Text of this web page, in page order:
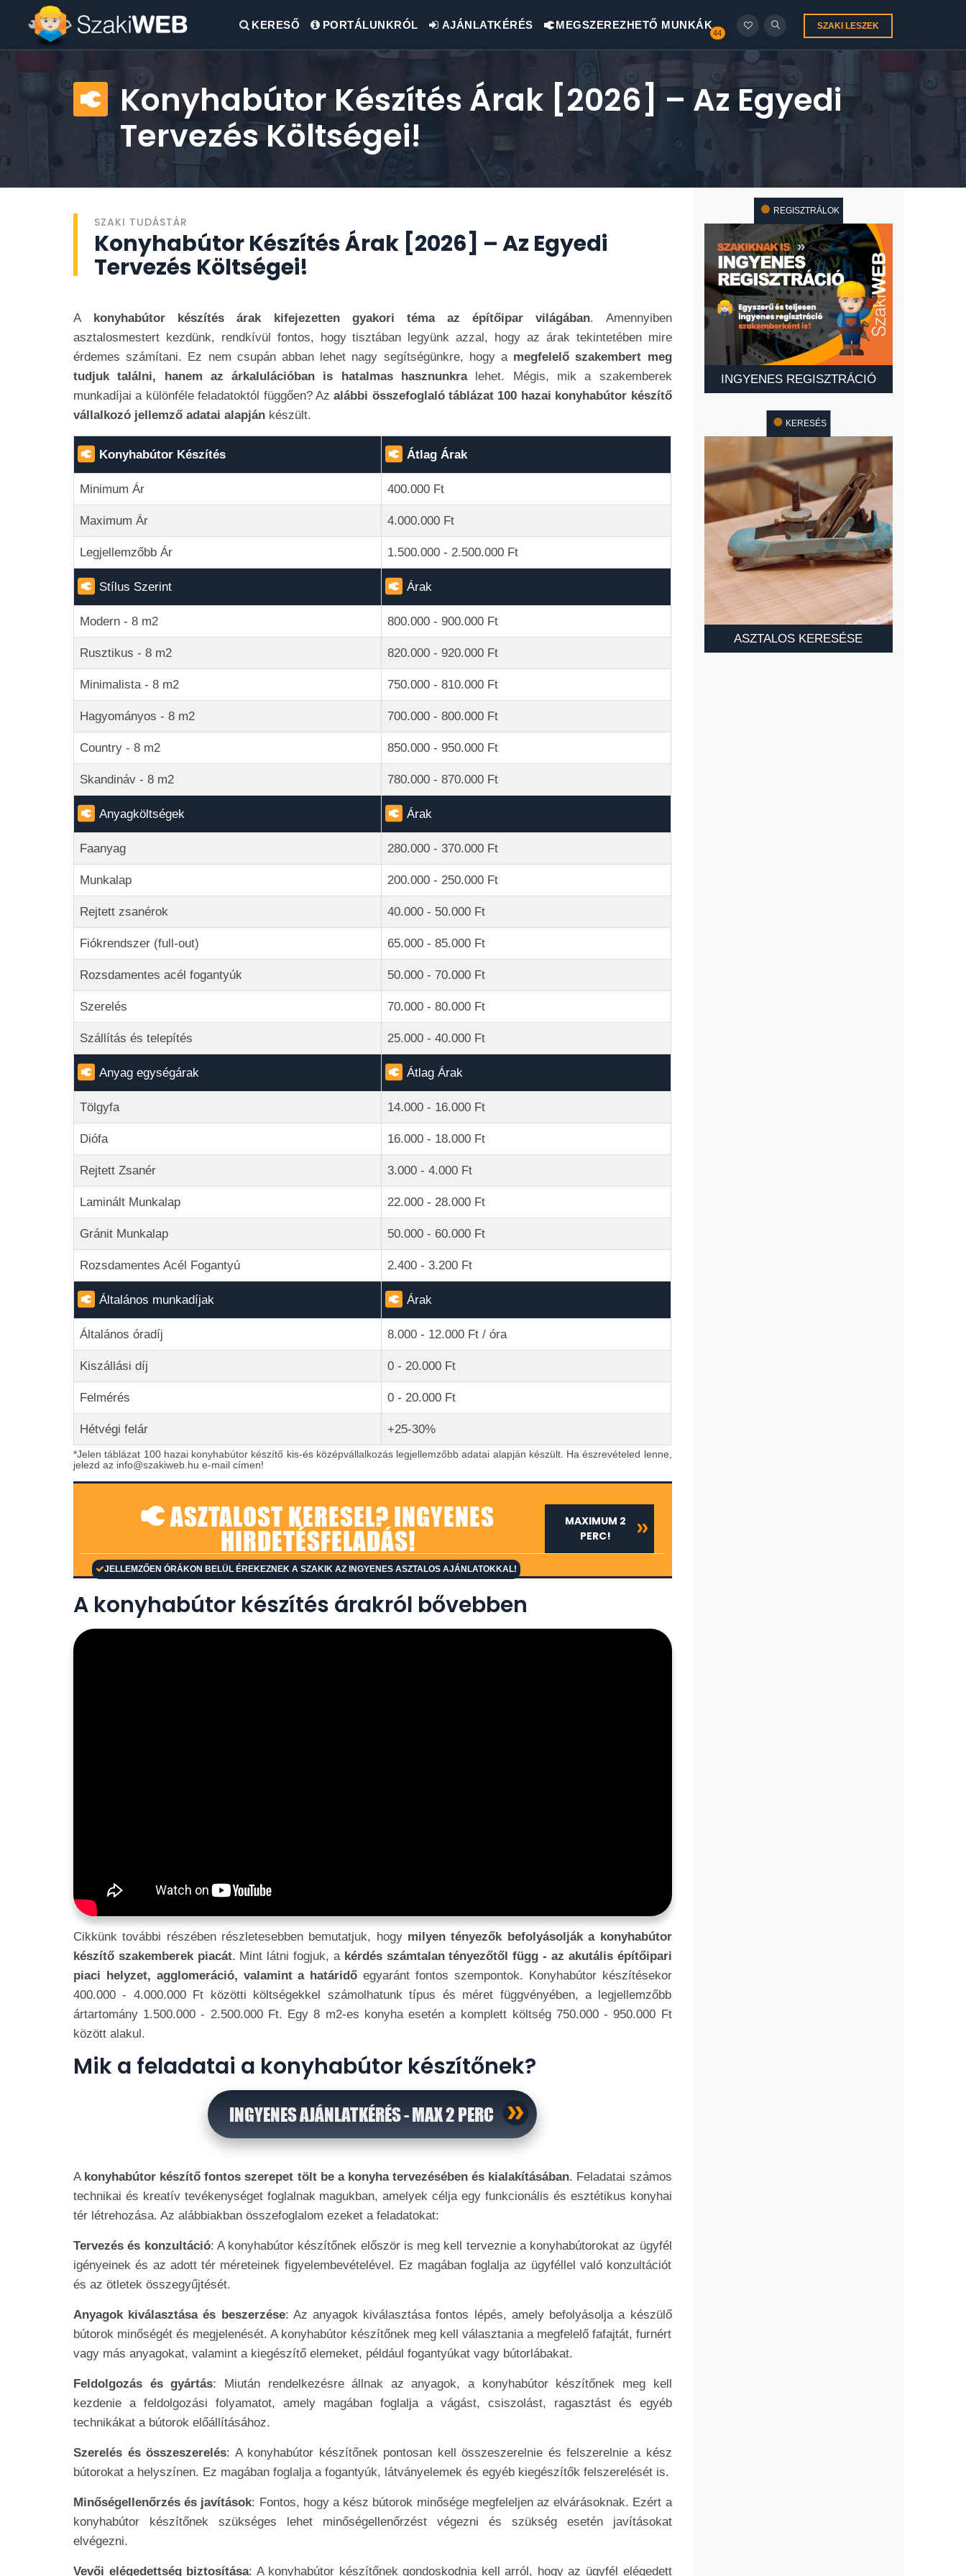
SZAKI LESZEK
KERESŐ PORTÁLUNKRÓL AJÁNLATKÉRÉS MEGSZEREZHETŐ MUNKÁK
44
Konyhabútor Készítés Árak [2026] – Az Egyedi
Tervezés Költségei!
SZAKI TUDÁSTÁR
Konyhabútor Készítés Árak [2026] – Az Egyedi
Tervezés Költségei!
A konyhabútor készítés árak kifejezetten gyakori téma az építőipar világában. Amennyiben
asztalosmestert kezdünk, rendkívül fontos, hogy tisztában legyünk azzal, hogy az árak tekintetében mire
érdemes számítani. Ez nem csupán abban lehet nagy segítségünkre, hogy amegfelelő szakembert meg
tudjuk találni, hanem az árkalulációban is hatalmas hasznunkralehet. Mégis, mik a szakemberek
munkadíjai a különféle feladatoktól függően? Az alábbi összefoglaló táblázat 100 hazai konyhabútor készítő
vállalkozó jellemző adatai alapján készült.
Konyhabútor Készítés Átlag Árak
Minimum Ár 400.000 Ft
Maximum Ár 4.000.000 Ft
Legjellemzőbb Ár 1.500.000 - 2.500.000 Ft
Stílus Szerint Árak
Modern - 8 m2 800.000 - 900.000 Ft
Rusztikus - 8 m2 820.000 - 920.000 Ft
Minimalista - 8 m2 750.000 - 810.000 Ft
Hagyományos - 8 m2 700.000 - 800.000 Ft
Country - 8 m2 850.000 - 950.000 Ft
Skandináv - 8 m2 780.000 - 870.000 Ft
Anyagköltségek Árak
Faanyag 280.000 - 370.000 Ft
Munkalap 200.000 - 250.000 Ft
Rejtett zsanérok 40.000 - 50.000 Ft
Fiókrendszer (full-out) 65.000 - 85.000 Ft
Rozsdamentes acél fogantyúk 50.000 - 70.000 Ft
Szerelés 70.000 - 80.000 Ft
Szállítás és telepítés 25.000 - 40.000 Ft
Anyag egységárak Átlag Árak
Tölgyfa 14.000 - 16.000 Ft
Diófa 16.000 - 18.000 Ft
Rejtett Zsanér 3.000 - 4.000 Ft
Laminált Munkalap 22.000 - 28.000 Ft
Gránit Munkalap 50.000 - 60.000 Ft
Rozsdamentes Acél Fogantyú 2.400 - 3.200 Ft
Általános munkadíjak Árak
Általános óradíj 8.000 - 12.000 Ft / óra
Kiszállási díj 0 - 20.000 Ft
Felmérés 0 - 20.000 Ft
Hétvégi felár +25-30%
*Jelen táblázat 100 hazai konyhabútor készítő kis-és középvállalkozás legjellemzőbb adatai alapján készült. Ha észrevételed lenne,
jelezd az info@szakiweb.hu e-mail címen!
ASZTALOST KERESEL? INGYENES
HIRDETÉSFELADÁS!
JELLEMZŐEN ÓRÁKON BELÜL ÉREKEZNEK A SZAKIK AZ INGYENES ASZTALOS AJÁNLATOKKAL!
MAXIMUM 2
PERC!
A konyhabútor készítés árakról bővebben
Cikkünk további részében részletesebben bemutatjuk, hogymilyen tényezők befolyásolják a konyhabútor
készítő szakemberek piacát. Mint látni fogjuk, akérdés számtalan tényezőtől függ - az akutális építőipari
piaci helyzet, agglomeráció, valamint a határidőegyaránt fontos szempontok. Konyhabútor készítésekor
400.000 - 4.000.000 Ft közötti költségekkel számolhatunk típus és méret függvényében, a legjellemzőbb
ártartomány 1.500.000 - 2.500.000 Ft. Egy 8 m2-es konyha esetén a komplett költség 750.000 - 950.000 Ft
között alakul.
Mik a feladatai a konyhabútor készítőnek?
INGYENES AJÁNLATKÉRÉS - MAX 2 PERC
A konyhabútor készítő fontos szerepet tölt be a konyha tervezésében és kialakításában. Feladatai számos
technikai és kreatív tevékenységet foglalnak magukban, amelyek célja egy funkcionális és esztétikus konyhai
tér létrehozása. Az alábbiakban összefoglalom ezeket a feladatokat:
Tervezés és konzultáció: A konyhabútor készítőnek először is meg kell terveznie a konyhabútorokat az ügyfél
igényeinek és az adott tér méreteinek figyelembevételével. Ez magában foglalja az ügyféllel való konzultációt
és az ötletek összegyűjtését.
Anyagok kiválasztása és beszerzése: Az anyagok kiválasztása fontos lépés, amely befolyásolja a készülő
bútorok minőségét és megjelenését. A konyhabútor készítőnek meg kell választania a megfelelő fafajtát, furnért
vagy más anyagokat, valamint a kiegészítő elemeket, például fogantyúkat vagy bútorlábakat.
Feldolgozás és gyártás: Miután rendelkezésre állnak az anyagok, a konyhabútor készítőnek meg kell
kezdenie a feldolgozási folyamatot, amely magában foglalja a vágást, csiszolást, ragasztást és egyéb
technikákat a bútorok előállításához.
Szerelés és összeszerelés: A konyhabútor készítőnek pontosan kell összeszerelnie és felszerelnie a kész
bútorokat a helyszínen. Ez magában foglalja a fogantyúk, látványelemek és egyéb kiegészítők felszerelését is.
Minőségellenőrzés és javítások: Fontos, hogy a kész bútorok minősége megfeleljen az elvárásoknak. Ezért a
konyhabútor készítőnek szükséges lehet minőségellenőrzést végezni és szükség esetén javításokat
elvégezni.
Vevői elégedettség biztosítása: A konyhabútor készítőnek gondoskodnia kell arról, hogy az ügyfél elégedett
REGISZTRÁLOK
INGYENES REGISZTRÁCIÓ
KERESÉS
ASZTALOS KERESÉSE